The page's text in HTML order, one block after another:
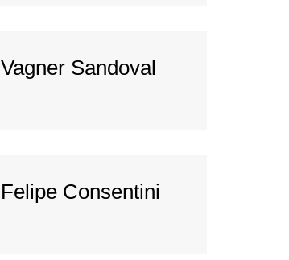
Vagner Sandoval
Felipe Consentini